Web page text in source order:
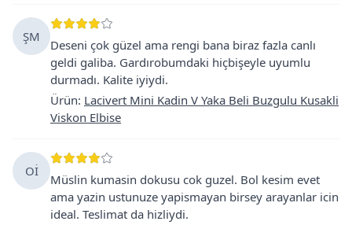
ŞM
Deseni çok güzel ama rengi bana biraz fazla canlı
geldi galiba. Gardırobumdaki hiçbişeyle uyumlu
durmadı. Kalite iyiydi.
Ürün: Lacivert Mini Kadin V Yaka Beli Buzgulu Kusakli
Viskon Elbise
Oİ
Müslin kumasin dokusu cok guzel. Bol kesim evet
ama yazin ustunuze yapismayan birsey arayanlar icin
ideal. Teslimat da hizliydi.